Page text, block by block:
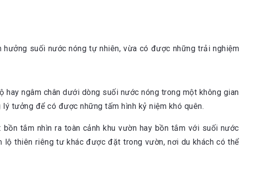
suối nước nóng tự nhiên, vừa có được những trải nghiệm
ngâm chân dưới dòng suối nước nóng trong một không gian
tưởng để có được những tấm hình kỷ niệm khó quên.
tắm nhìn ra toàn cảnh khu vườn hay bồn tắm với suối nước
thiên riêng tư khác được đặt trong vườn, nơi du khách có thể